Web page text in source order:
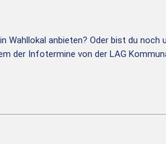
Wahllokal anbieten? Oder bist du noch
der Infotermine von der LAG